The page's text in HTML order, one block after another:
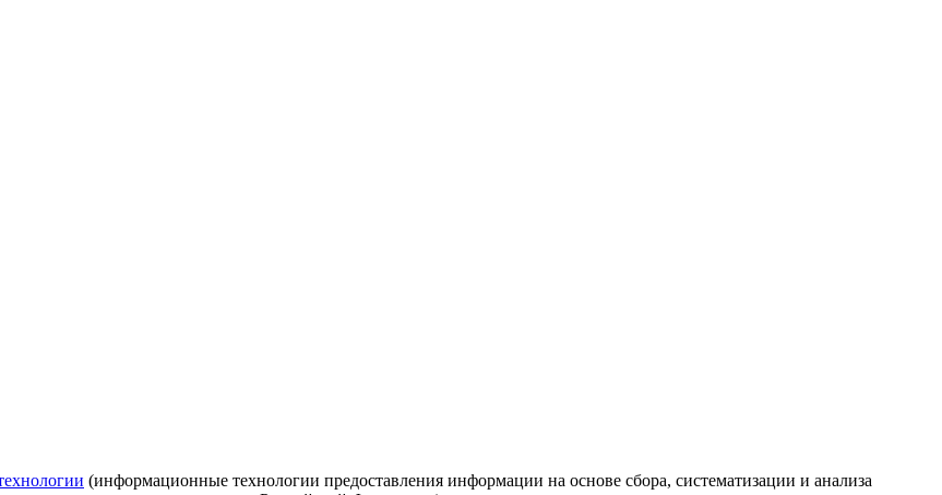
(информационные технологии предоставления информации на основе сбора, систематизации и анализа